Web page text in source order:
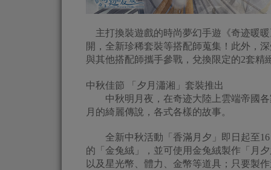
主打換裝遊戲的時尚夢幻手遊《奇迹暖
開，全新珍稀套裝等搭配師蒐集！此外，
與其他搭配師攜手參戰，兌換限定的2套精
中秋佳節 「夕月瀟湘」套裝推出
中秋明月夜，在奇迹大陸上雲端帝國各
月的綺麗傳說，各式各樣的故事。
全新中秋活動「香滿月夕」即日起至16
的「金兔絨」，並可使用金兔絨製作「月
以及星光幣、體力、金幣等道具；只要製